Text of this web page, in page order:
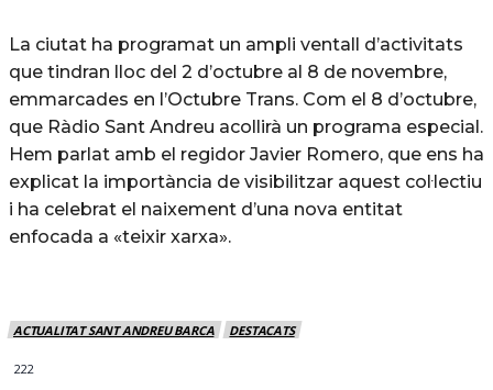
La ciutat ha programat un ampli ventall d’activitats
que tindran lloc del 2 d’octubre al 8 de novembre,
emmarcades en l’Octubre Trans. Com el 8 d’octubre,
que Ràdio Sant Andreu acollirà un programa especial.
Hem parlat amb el regidor Javier Romero, que ens ha
explicat la importància de visibilitzar aquest col·lectiu
i ha celebrat el naixement d’una nova entitat
enfocada a «teixir xarxa».
ACTUALITAT SANT ANDREU BARCA DESTACATS
222